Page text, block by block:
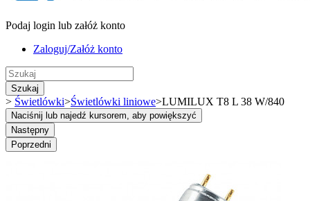
Podaj login lub załóż konto
Zaloguj/Załóż konto
Szukaj
> Świetlówki>Świetlówki liniowe>LUMILUX T8 L 38 W/840
Naciśnij lub najedź kursorem, aby powiększyć
Następny
Poprzedni